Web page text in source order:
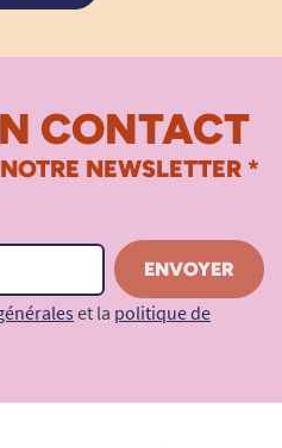
CONTACT
NEWSLETTER *
et la politique de